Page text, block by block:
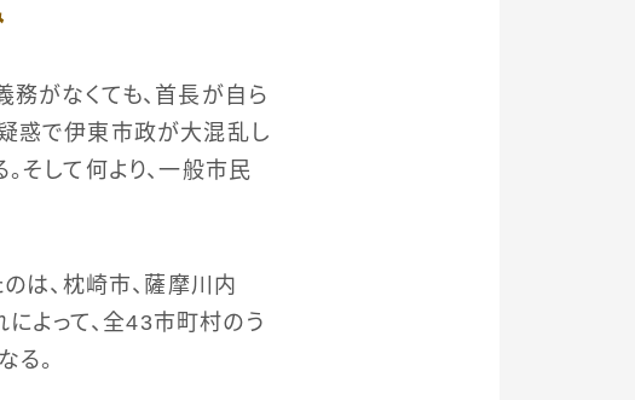
がなくても、首長が自ら
惑で伊東市政が大混乱し
そして何より、一般市民
は、枕崎市、薩摩川内
によって、全43市町村のう
る。